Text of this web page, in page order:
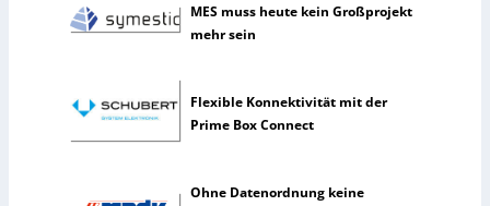
e
I
e
MES muss heute kein Großprojekt
mehr sein
Flexible Konnektivität mit der
Prime Box Connect
Ohne Datenordnung keine